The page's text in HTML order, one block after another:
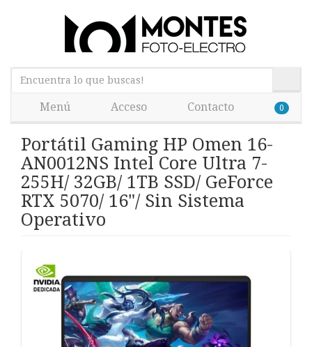
Menú Acceso Contacto 0
Portátil Gaming HP Omen 16-
AN0012NS Intel Core Ultra 7-
255H/ 32GB/ 1TB SSD/ GeForce
RTX 5070/ 16"/ Sin Sistema
Operativo